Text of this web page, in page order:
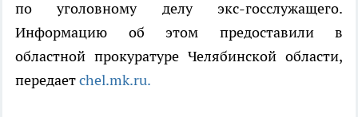
по уголовному делу экс-госслужащего.
Информацию об этом предоставили в
областной прокуратуре Челябинской области,
передаетchel.mk.ru.